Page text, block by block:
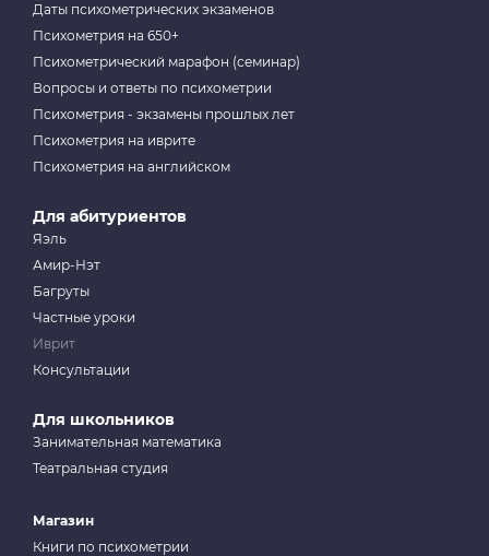
Даты психометрических экзаменов
Психометрия на 650+
Психометрический марафон (семинар)
Вопросы и ответы по психометрии
Психометрия - экзамены прошлых лет
Психометрия на иврите
Психометрия на английском
Для абитуриентов
Яэль
Амир-Нэт
Багруты
Частные уроки
Иврит
Консультации
Для школьников
Занимательная математика
Театральная студия
Магазин
Книги по психометрии